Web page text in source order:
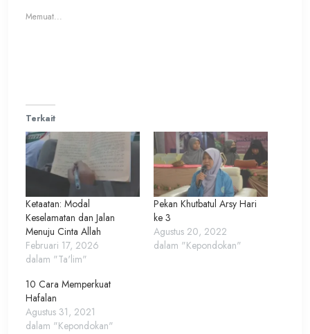
baru)
Memuat...
Terkait
Ketaatan: Modal
Keselamatan dan Jalan
Menuju Cinta Allah
Februari 17, 2026
dalam "Ta'lim"
Pekan Khutbatul Arsy Hari
ke 3
Agustus 20, 2022
dalam "Kepondokan"
10 Cara Memperkuat
Hafalan
Agustus 31, 2021
dalam "Kepondokan"